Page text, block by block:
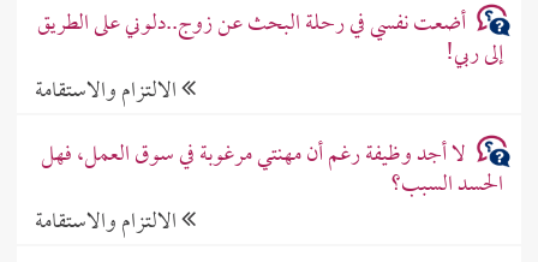
أضعت نفسي في رحلة البحث عن زوج..دلوني على الطريق
إلى ربي!
الالتزام والاستقامة
لا أجد وظيفة رغم أن مهنتي مرغوبة في سوق العمل، فهل
الحسد السبب؟
الالتزام والاستقامة